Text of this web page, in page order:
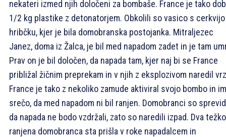
nekateri izmed njih določeni za bombaše. France je tako
1/2 kg plastike z detonatorjem. Obkolili so vasico s
hribčku, kjer je bila domobranska postojanka. Mitraljezec
Janez, doma iz Žalca, je bil med napadom zadet in je tam
Prav on je bil določen, da napada tam, kjer naj bi se France
približal žičnim preprekam in v njih z eksplozivom naredil
France je tako z nekoliko zamude aktiviral svojo bombo in
srečo, da med napadom ni bil ranjen. Domobranci so
da napada ne bodo vzdržali, zato so naredili izpad. Dva težko
ranjena domobranca sta prišla v roke napadalcem in